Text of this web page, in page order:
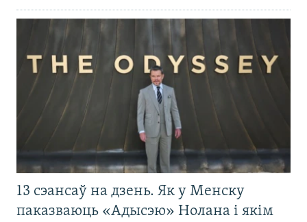
13 сэансаў на дзень. Як у Менску
паказваюць «Адысэю» Нолана і якім